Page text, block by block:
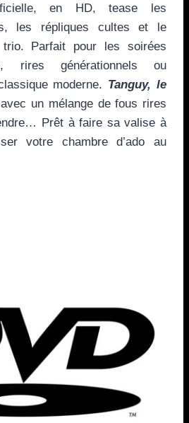
en HD, tease les
les répliques cultes et le
Parfait pour les soirées
rires générationnels ou
moderne. Tanguy, le
un mélange de fous rires
Prêt à faire sa valise à
votre chambre d’ado au